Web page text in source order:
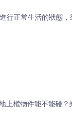
行正常生活的狀態，
上權物件能不能碰